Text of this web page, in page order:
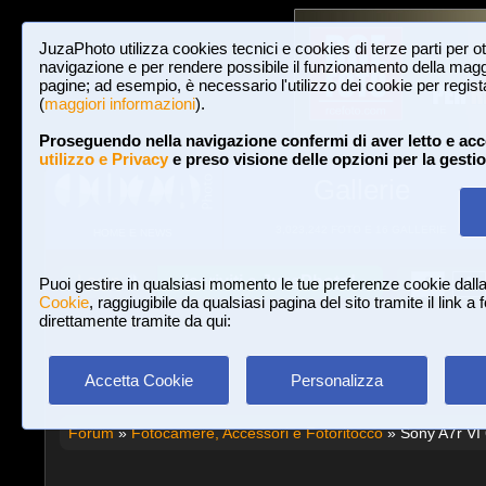
JuzaPhoto utilizza cookies tecnici e cookies di terze parti per
navigazione e per rendere possibile il funzionamento della
pagine; ad esempio, è necessario l'utilizzo dei cookie per
(maggiori informazioni).
Proseguendo nella navigazione confermi di aver letto e
utilizzo e Privacye preso visione delle opzioni per la
Puoi gestire in qualsiasi momento le tue preferenze cookie
Cookie, raggiugibile da qualsiasi pagina del sito tramite il link a
direttamente tramite da qui:
Accetta Cookie Personalizza
Login Iscriviti a JuzaPhoto! A A
Forum»Fotocamere, Accessori e Fotoritocco» Sony A7r VI